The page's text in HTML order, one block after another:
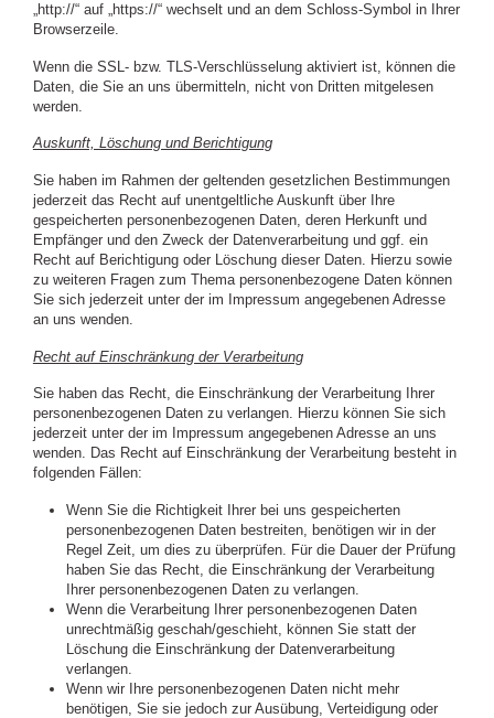
„http://“ auf „https://“ wechselt und an dem Schloss-Symbol in Ihrer
Browserzeile.
Wenn die SSL- bzw. TLS-Verschlüsselung aktiviert ist, können die
Daten, die Sie an uns übermitteln, nicht von Dritten mitgelesen
werden.
Auskunft, Löschung und Berichtigung
Sie haben im Rahmen der geltenden gesetzlichen Bestimmungen
jederzeit das Recht auf unentgeltliche Auskunft über Ihre
gespeicherten personenbezogenen Daten, deren Herkunft und
Empfänger und den Zweck der Datenverarbeitung und ggf. ein
Recht auf Berichtigung oder Löschung dieser Daten. Hierzu sowie
zu weiteren Fragen zum Thema personenbezogene Daten können
Sie sich jederzeit unter der im Impressum angegebenen Adresse
an uns wenden.
Recht auf Einschränkung der Verarbeitung
Sie haben das Recht, die Einschränkung der Verarbeitung Ihrer
personenbezogenen Daten zu verlangen. Hierzu können Sie sich
jederzeit unter der im Impressum angegebenen Adresse an uns
wenden. Das Recht auf Einschränkung der Verarbeitung besteht in
folgenden Fällen:
Wenn Sie die Richtigkeit Ihrer bei uns gespeicherten
personenbezogenen Daten bestreiten, benötigen wir in der
Regel Zeit, um dies zu überprüfen. Für die Dauer der Prüfung
haben Sie das Recht, die Einschränkung der Verarbeitung
Ihrer personenbezogenen Daten zu verlangen.
Wenn die Verarbeitung Ihrer personenbezogenen Daten
unrechtmäßig geschah/geschieht, können Sie statt der
Löschung die Einschränkung der Datenverarbeitung
verlangen.
Wenn wir Ihre personenbezogenen Daten nicht mehr
benötigen, Sie sie jedoch zur Ausübung, Verteidigung oder